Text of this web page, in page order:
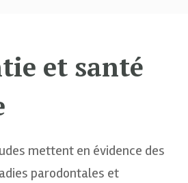
et santé
mettent en évidence des
parodontales et